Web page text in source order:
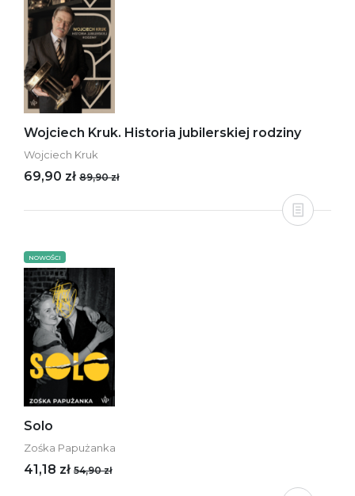
Wojciech Kruk. Historia jubilerskiej rodziny
Wojciech Kruk
69,90 zł 89,90 zł
NOWOŚCI
Solo
Zośka Papużanka
41,18 zł 54,90 zł